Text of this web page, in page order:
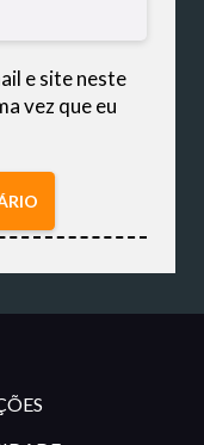
e site neste
vez que eu